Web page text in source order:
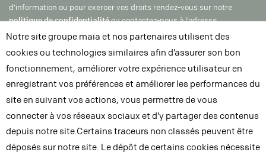
d’information ou pour exercer vos droits rendez-vous sur notre
politique de confidentialitéou contactez-nous à l’adresse
dpo@groupe-maia.com
Notre site groupe maïa et nos partenaires utilisent des
cookies ou technologies similaires afin d’assurer son bon
fonctionnement, améliorer votre expérience utilisateur en
enregistrant vos préférences et améliorer les performances du
site en suivant vos actions, vous permettre de vous
connecter à vos réseaux sociaux et d’y partager des contenus
depuis notre site.Certains traceurs non classés peuvent être
déposés sur notre site. Le dépôt de certains cookies nécessite